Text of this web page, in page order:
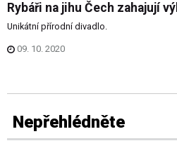
Rybáři na jihu Čech zahajují
Unikátní přírodní divadlo.
09. 10. 2020
Nepřehlédněte